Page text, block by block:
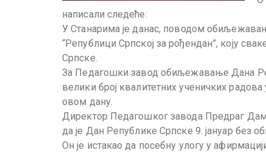
написали следеће:
У Станарима је данас, поводом
“Републици Српској за рођендан”, коју
Српске.
За Педагошки завод обиљежавање Дана
велики број квалитетних ученичких
овом дану.
Директор Педагошког завода Предраг
да је Дан Републике Српске 9. јануар без
Он је истакао да посебну улогу у